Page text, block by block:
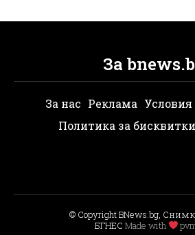
За
За нас Реклама Условия
Политика за бисквитки
© Copyright BNews.bg,
БГНЕС Мade with